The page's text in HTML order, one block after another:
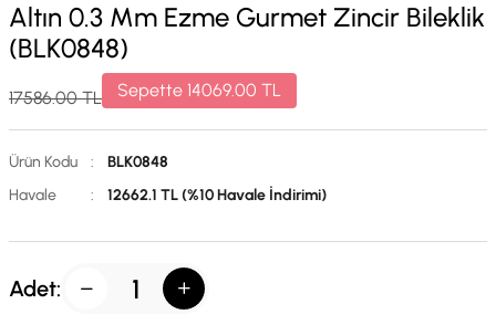
Altın 0.3 Mm Ezme Gurmet Zincir Bileklik
(BLK0848)
17586.00TL Sepette 14069.00 TL
Ürün Kodu :
BLK0848
Havale
: 12662.1 TL (%10 Havale İndirimi)
Adet: